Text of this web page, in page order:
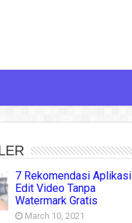
7 Rekomendasi Aplikasi
Edit Video Tanpa
Watermark Gratis
March 10, 2021